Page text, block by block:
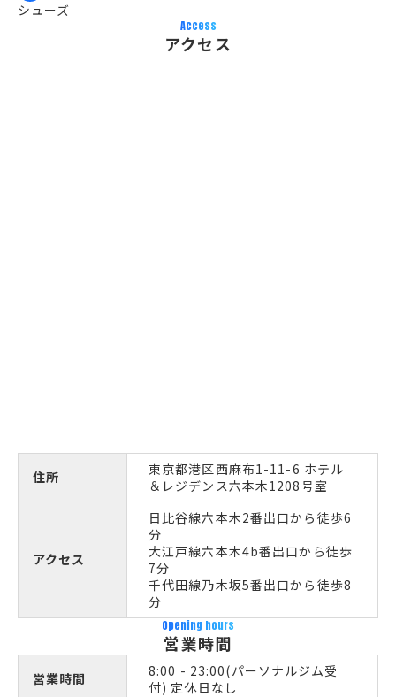
シューズ
Access
アクセス
住所
東京都港区西麻布1-11-6 ホテル
＆レジデンス六本木1208号室
アクセス
日比谷線六本木2番出口から徒歩6
分
大江戸線六本木4b番出口から徒歩
7分
千代田線乃木坂5番出口から徒歩8
分
Opening hours
営業時間
営業時間
8:00 - 23:00(パーソナルジム受
付) 定休日なし